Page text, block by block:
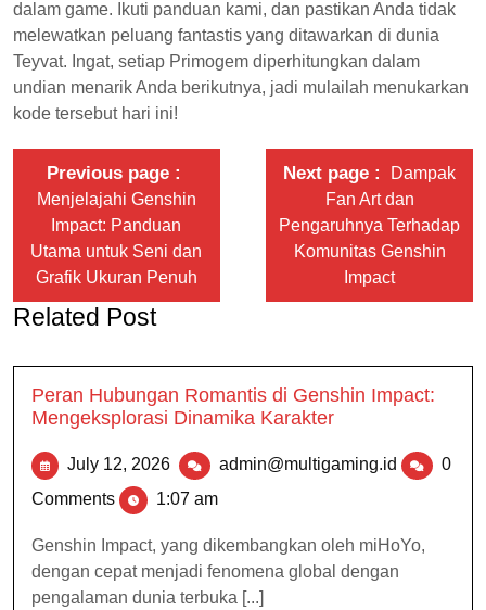
dalam game. Ikuti panduan kami, dan pastikan Anda tidak
melewatkan peluang fantastis yang ditawarkan di dunia
Teyvat. Ingat, setiap Primogem diperhitungkan dalam
undian menarik Anda berikutnya, jadi mulailah menukarkan
kode tersebut hari ini!
Previous page
Menjelajahi Genshin
Impact: Panduan
Utama untuk Seni dan
Grafik Ukuran Penuh
Next page
Dampak
Fan Art dan
Pengaruhnya Terhadap
Komunitas Genshin
Impact
Related Post
Peran Hubungan Romantis di Genshin Impact:
Mengeksplorasi Dinamika Karakter
July 12, 2026 admin@multigaming.id
0
Comments
1:07 am
Genshin Impact, yang dikembangkan oleh miHoYo,
dengan cepat menjadi fenomena global dengan
pengalaman dunia terbuka [...]